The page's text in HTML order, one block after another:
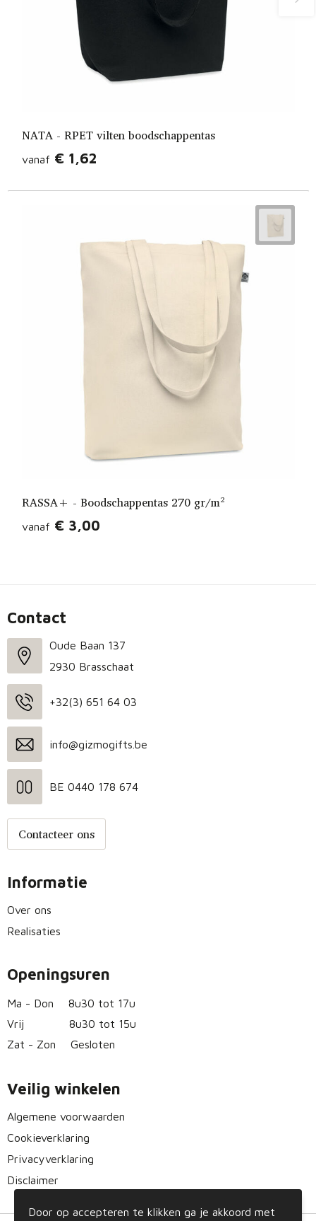
NATA - RPET vilten boodschappentas
vanaf € 1,62
RASSA+ - Boodschappentas 270 gr/m²
vanaf € 3,00
Contact
Oude Baan 137
2930 Brasschaat
+32(3) 651 64 03
info@gizmogifts.be
BE 0440 178 674
Contacteer ons
Informatie
Over ons
Realisaties
Openingsuren
Ma - Don
8u30 tot 17u
Vrij
8u30 tot 15u
Zat - Zon
Gesloten
Veilig winkelen
Algemene voorwaarden
Cookieverklaring
Privacyverklaring
Disclaimer
Door op accepteren te klikken ga je akkoord met